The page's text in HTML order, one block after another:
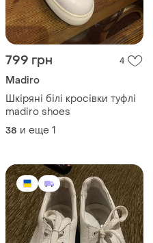
799 грн 4
Madiro
Шкіряні білі кросівки туфлі
madiro shoes
38 и еще 1